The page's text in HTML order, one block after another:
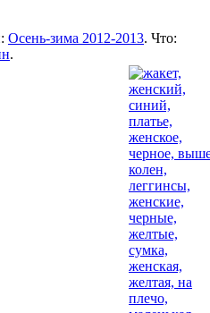
Осень-зима 2012-2013. Что:
.